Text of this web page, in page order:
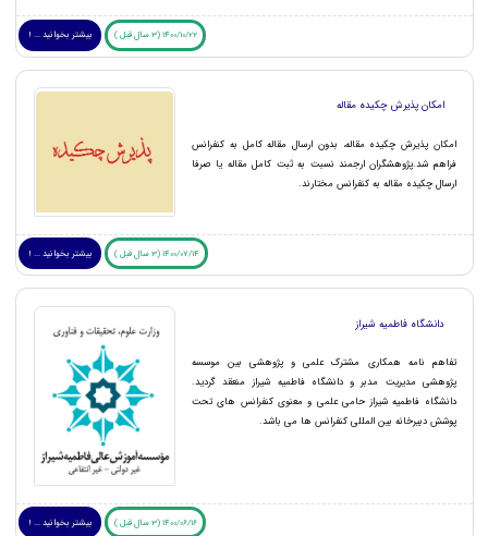
1400/10/22 (3 سال قبل ) بیشتر بخوانید ... !
امکان پذیرش چکیده مقاله
امکان پذیرش چکیده مقاله، بدون ارسال مقاله کامل به کنفرانس
فراهم شد.پژوهشگران ارجمند نسبت به ثبت کامل مقاله یا صرفا
ارسال چکیده مقاله به کنفرانس مختارند.
1400/07/14 (3 سال قبل ) بیشتر بخوانید ... !
دانشگاه فاطمیه شیراز
تفاهم نامه همکاری مشترک علمی و پژوهشی بین موسسه
پژوهشی مدیریت مدبر و دانشگاه فاطمیه شیراز منعقد گردید.
دانشگاه فاطمیه شیراز حامی علمی و معنوی کنفرانس های تحت
پوشش دبیرخانه بین المللی کنفرانس ها می باشد.
1400/06/16 (3 سال قبل ) بیشتر بخوانید ... !